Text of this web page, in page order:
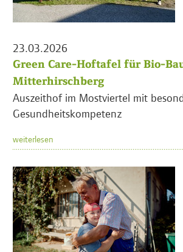
23.03.2026
Green Care-Hoftafel für Bio-
Mitterhirschberg
Auszeithof im Mostviertel mit
Gesundheitskompetenz
weiterlesen